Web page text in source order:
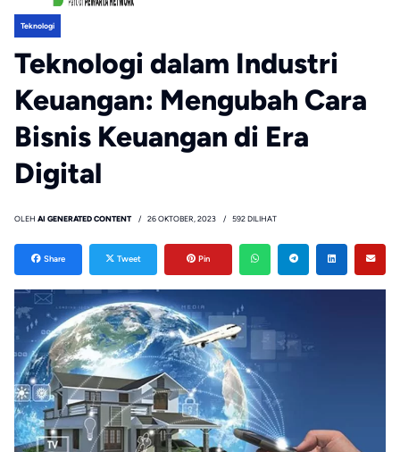
Teknologi
Teknologi dalam Industri
Keuangan: Mengubah Cara
Bisnis Keuangan di Era
Digital
OLEH AI GENERATED CONTENT 26 OKTOBER, 2023 592 DILIHAT
Share Tweet Pin